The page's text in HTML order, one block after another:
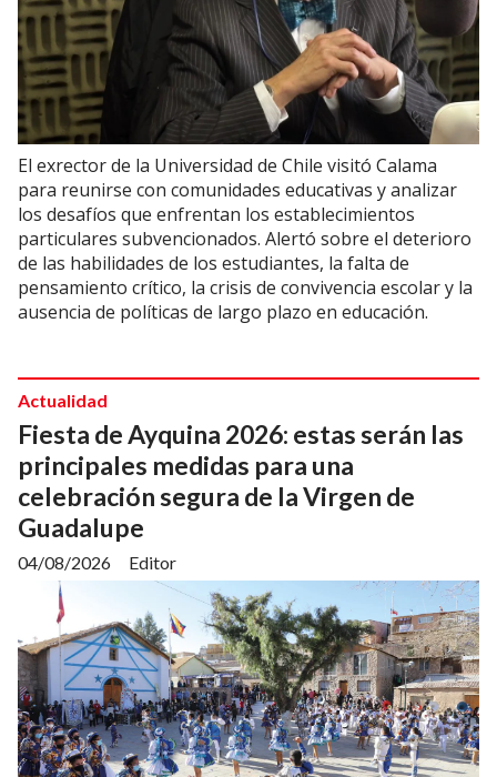
El exrector de la Universidad de Chile visitó Calama
para reunirse con comunidades educativas y analizar
los desafíos que enfrentan los establecimientos
particulares subvencionados. Alertó sobre el deterioro
de las habilidades de los estudiantes, la falta de
pensamiento crítico, la crisis de convivencia escolar y la
ausencia de políticas de largo plazo en educación.
Fiesta de Ayquina 2026: estas serán las
principales medidas para una
celebración segura de la Virgen de
Guadalupe
Editor
Actualidad
04/08/2026